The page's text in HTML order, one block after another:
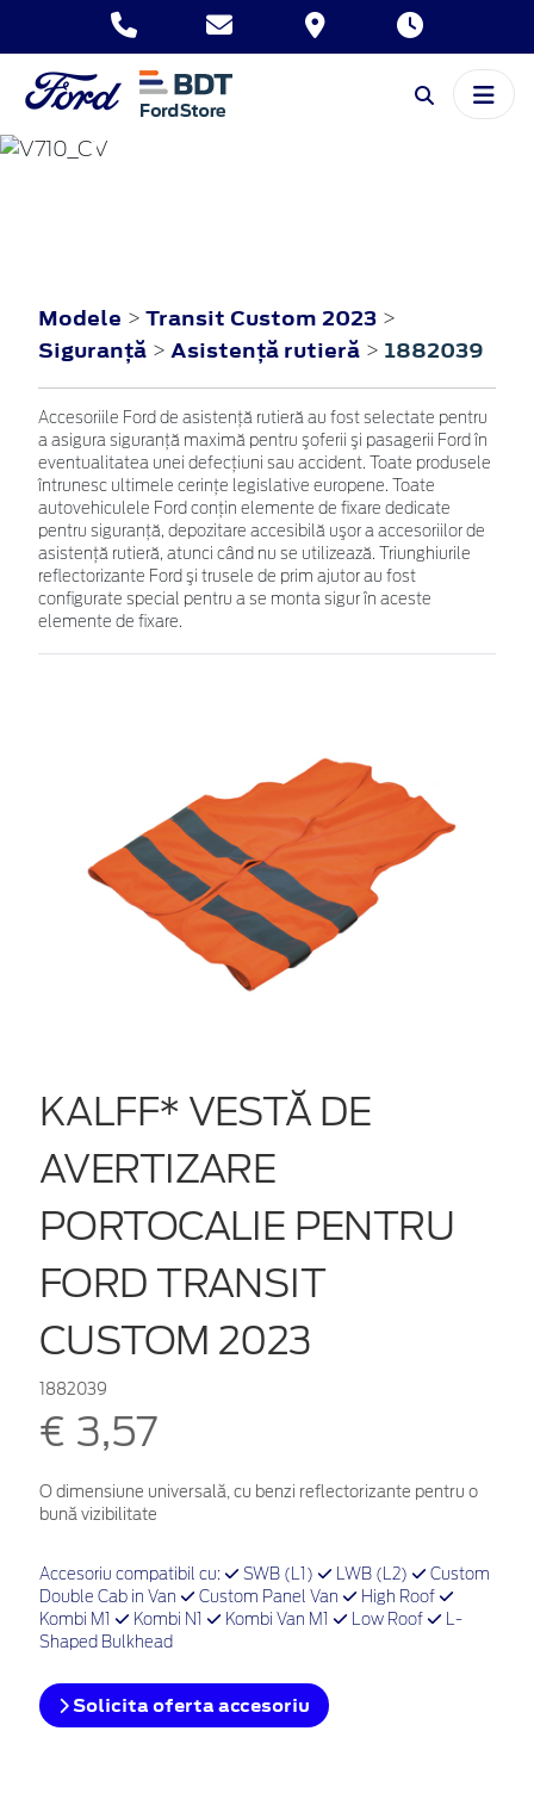
TRANSIT CUSTOM
Modele > Transit Custom 2023 >
Siguranţă > Asistenţă rutieră > 1882039
Accesoriile Ford de asistenţă rutieră au fost selectate pentru
a asigura siguranţă maximă pentru şoferii şi pasagerii Ford în
eventualitatea unei defecţiuni sau accident. Toate produsele
întrunesc ultimele cerinţe legislative europene. Toate
autovehiculele Ford conţin elemente de fixare dedicate
pentru siguranţă, depozitare accesibilă uşor a accesoriilor de
asistenţă rutieră, atunci când nu se utilizează. Triunghiurile
reflectorizante Ford şi trusele de prim ajutor au fost
configurate special pentru a se monta sigur în aceste
elemente de fixare.
KALFF* VESTĂ DE
AVERTIZARE
PORTOCALIE PENTRU
FORD TRANSIT
CUSTOM 2023
1882039
€ 3,57
O dimensiune universală, cu benzi reflectorizante pentru o
bună vizibilitate
Accesoriu compatibil cu: SWB (L1) LWB (L2)
Custom
Double Cab in Van
Custom Panel Van
High Roof
Kombi M1
Kombi N1 Kombi Van M1 Low Roof
L-
Shaped Bulkhead
Solicita oferta accesoriu